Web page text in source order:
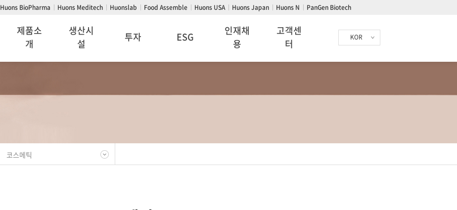
Huons BioPharma Huons Meditech Huonslab Food Assemble Huons USA Huons Japan Huons N PanGen Biotech
KOR
제품소
개
코스메틱 카달로그
생산시
설
인천공장
투자
공시정보
ESG
S/사회
인재채
용
고객센
터
온라인문의
코스메틱